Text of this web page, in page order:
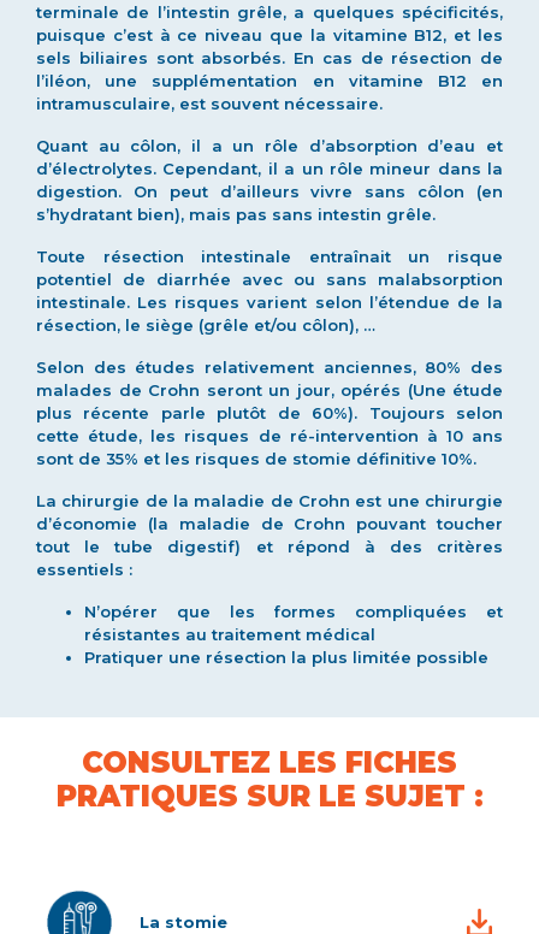
terminale de l’intestin grêle, a quelques spécificités,
puisque c’est à ce niveau que la vitamine B12, et les
sels biliaires sont absorbés. En cas de résection de
l’iléon, une supplémentation en vitamine B12 en
intramusculaire, est souvent nécessaire.
Quant au côlon, il a un rôle d’absorption d’eau et
d’électrolytes. Cependant, il a un rôle mineur dans la
digestion. On peut d’ailleurs vivre sans côlon (en
s’hydratant bien), mais pas sans intestin grêle.
Toute résection intestinale entraînait un risque
potentiel de diarrhée avec ou sans malabsorption
intestinale. Les risques varient selon l’étendue de la
résection, le siège (grêle et/ou côlon), …
Selon des études relativement anciennes, 80% des
malades de Crohn seront un jour, opérés (Une étude
plus récente parle plutôt de 60%). Toujours selon
cette étude, les risques de ré-intervention à 10 ans
sont de 35% et les risques de stomie définitive 10%.
La chirurgie de la maladie de Crohn est une chirurgie
d’économie (la maladie de Crohn pouvant toucher
tout le tube digestif) et répond à des critères
essentiels :
N’opérer que les formes compliquées et
résistantes au traitement médical
Pratiquer une résection la plus limitée possible
CONSULTEZ LES FICHES
PRATIQUES SUR LE SUJET :
La stomie